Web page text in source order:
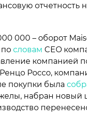
отчетность
000 – оборот
по словам CEO
компанией
Россо,
покупки была
набран новый